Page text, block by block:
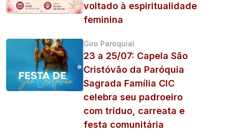
voltado à espiritualidade
feminina
Giro Paroquial
23 a 25/07: Capela São
Cristóvão da Paróquia
Sagrada Família CIC
celebra seu padroeiro
com tríduo, carreata e
festa comunitária